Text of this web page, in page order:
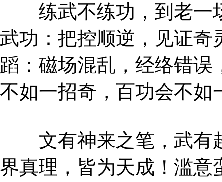
练武不练功，到老一
武功：把控顺逆，见证奇
蹈：磁场混乱，经络错
不如一招奇，百功会不如
文有神来之笔，武有
界真理，皆为天成！滥意